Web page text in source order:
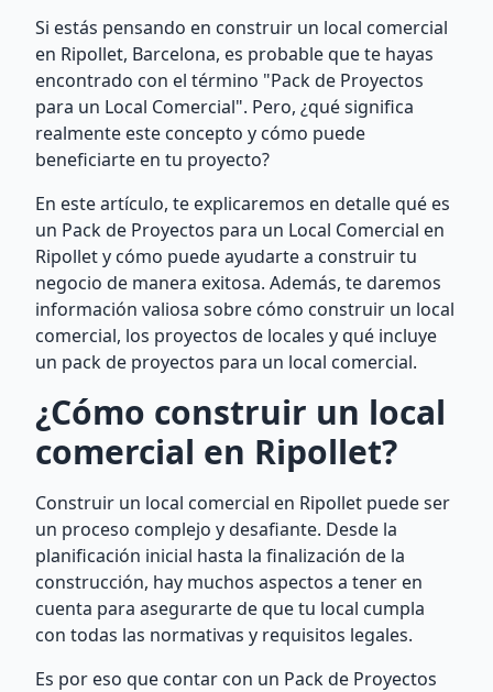
Si estás pensando en construir un local comercial
en Ripollet, Barcelona, es probable que te hayas
encontrado con el término "Pack de Proyectos
para un Local Comercial". Pero, ¿qué significa
realmente este concepto y cómo puede
beneficiarte en tu proyecto?
En este artículo, te explicaremos en detalle qué es
un Pack de Proyectos para un Local Comercial en
Ripollet y cómo puede ayudarte a construir tu
negocio de manera exitosa. Además, te daremos
información valiosa sobre cómo construir un local
comercial, los proyectos de locales y qué incluye
un pack de proyectos para un local comercial.
¿Cómo construir un local
comercial en Ripollet?
Construir un local comercial en Ripollet puede ser
un proceso complejo y desafiante. Desde la
planificación inicial hasta la finalización de la
construcción, hay muchos aspectos a tener en
cuenta para asegurarte de que tu local cumpla
con todas las normativas y requisitos legales.
Es por eso que contar con un Pack de Proyectos